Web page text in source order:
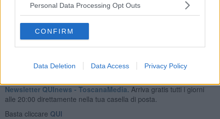
Personal Data Processing Opt Outs
CONFIRM
Data Deletion Data Access Privacy Policy
Directive (MSFD) ed è usato da altre associazioni e istituti di
ricerca.
Newsletter QUInews - ToscanaMedia. Arriva gratis tutti i giorni
alle 20:00 direttamente nella tua casella di posta.
Basta cliccare QUI